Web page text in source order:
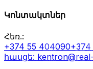
Կոնտակտներ
Հեռ.:
+374 55 404090
հասցե: